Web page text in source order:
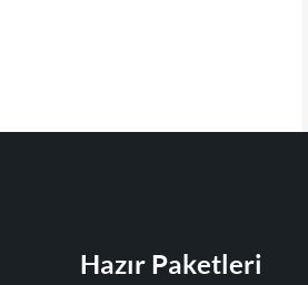
Hazır Paketleri